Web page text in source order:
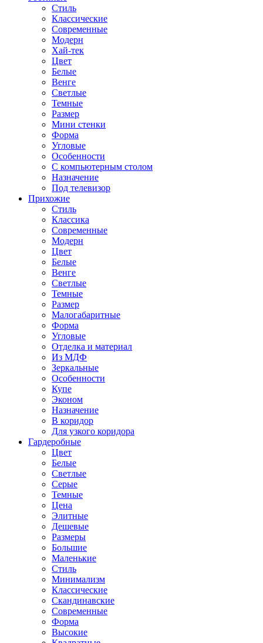
Стиль
Классические
Современные
Модерн
Хай-тек
Цвет
Белые
Венге
Светлые
Темные
Размер
Мини стенки
Форма
Угловые
Особенности
С компьютерным столом
Назначение
Под телевизор
Прихожие
Стиль
Классика
Современные
Модерн
Цвет
Белые
Венге
Светлые
Темные
Размер
Малогабаритные
Форма
Угловые
Отделка и материал
Из МДФ
Зеркальные
Особенности
Купе
Эконом
Назначение
В коридор
Для узкого коридора
Гардеробные
Цвет
Белые
Светлые
Серые
Темные
Цена
Элитные
Дешевые
Размеры
Большие
Маленькие
Стиль
Минимализм
Классические
Скандинавские
Современные
Форма
Высокие